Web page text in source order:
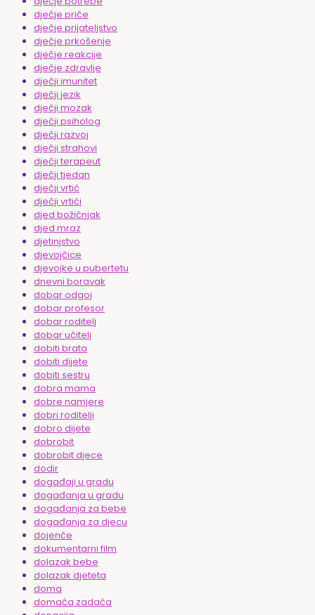
dječje priče
dječje prijateljstvo
dječje prkošenje
dječje reakcije
dječje zdravlje
dječji imunitet
dječji jezik
dječji mozak
dječji psiholog
dječji razvoj
dječji strahovi
dječji terapeut
dječji tjedan
dječji vrtić
dječji vrtići
djed božićnjak
djed mraz
djetinjstvo
djevojčice
djevojke u pubertetu
dnevni boravak
dobar odgoj
dobar profesor
dobar roditelj
dobar učitelj
dobiti brata
dobiti dijete
dobiti sestru
dobra mama
dobre namjere
dobri roditelji
dobro dijete
dobrobit
dobrobit djece
dodir
događaji u gradu
događanja u gradu
događanja za bebe
događanja za djecu
dojenče
dokumentarni film
dolazak bebe
dolazak djeteta
doma
domaća zadaća